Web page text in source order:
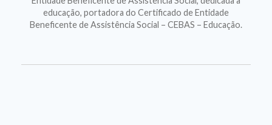
educação, portadora do Certificado de Entidade
Beneficente de Assistência Social – CEBAS – Educação.